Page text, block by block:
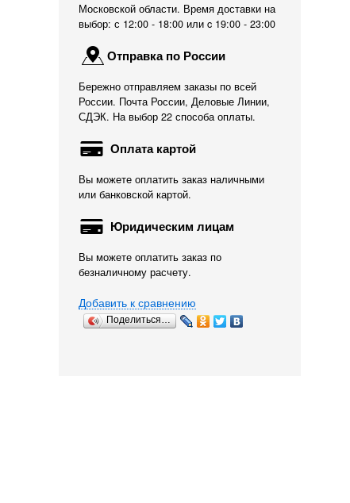
Московской области. Время доставки на
выбор: с 12:00 - 18:00 или c 19:00 - 23:00
Отправка по России
Бережно отправляем заказы по всей
России. Почта России, Деловые Линии,
СДЭК. На выбор 22 способа оплаты.
Оплата картой
Вы можете оплатить заказ наличными
или банковской картой.
Юридическим лицам
Вы можете оплатить заказ по
безналичному расчету.
Добавить к сравнению
Поделиться…